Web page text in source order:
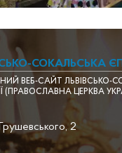
СОКАЛЬСЬКА
ВЕБ-САЙТ ЛЬВІВСЬКО-
(ПРАВОСЛАВНА ЦЕРКВА
2